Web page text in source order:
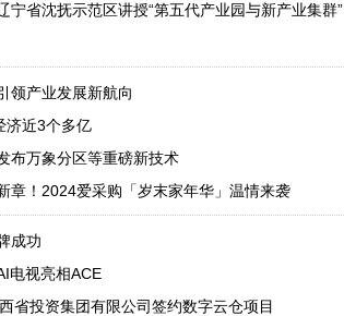
宁省沈抚示范区讲授“第五代产业园与新产业集群”
领产业发展新航向
济近3个多亿
布万象分区等重磅新技术
章！2024爱采购「岁末家年华」温情来袭
成功
电视亮相ACE
省投资集团有限公司签约数字云仓项目